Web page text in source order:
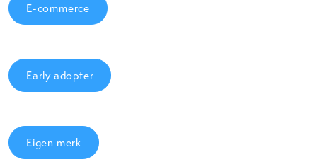
E-commerce
Early adopter
Eigen merk